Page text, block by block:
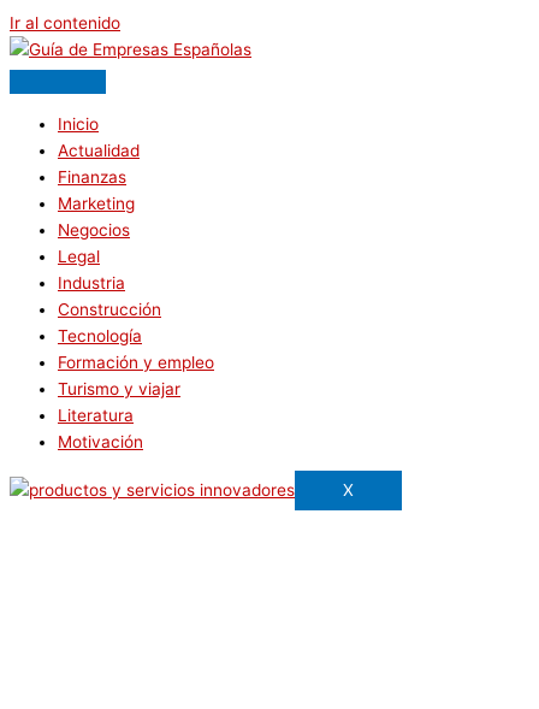
Ir al contenido
Inicio
Actualidad
Finanzas
Marketing
Negocios
Legal
Industria
Construcción
Tecnología
Formación y empleo
Turismo y viajar
Literatura
Motivación
X